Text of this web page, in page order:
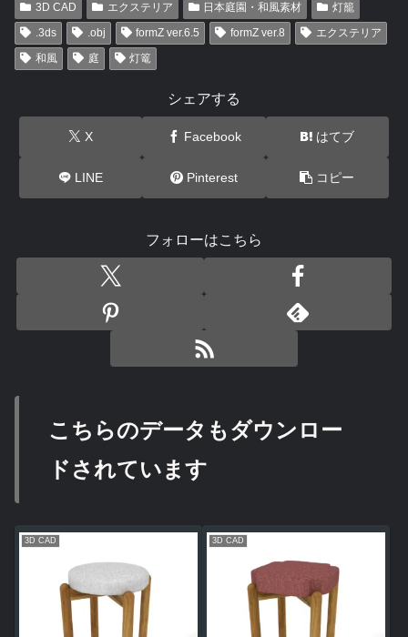
3D CAD エクステリア 日本庭園・和風素材
灯籠
.3ds
.obj formZ ver.6.5 formZ ver.8
エクステリア
和風
庭 灯篭
シェアする
X Facebook はてブ
LINE Pinterest コピー
フォローはこちら
こちらのデータもダウンロー
ドされています
3D CAD 3D CAD